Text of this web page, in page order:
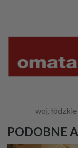
woj. łódzkie
PODOBNE